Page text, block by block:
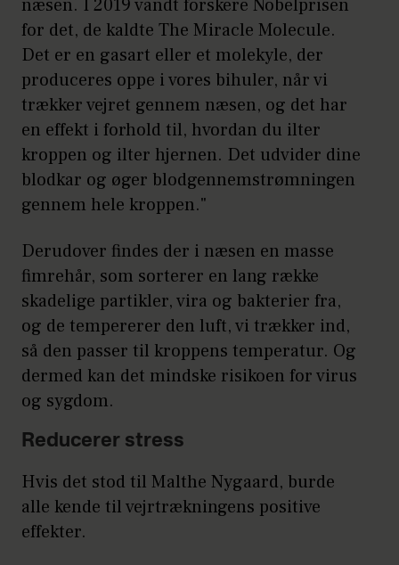
næsen. I 2019 vandt forskere Nobelprisen
for det, de kaldte The Miracle Molecule.
Det er en gasart eller et molekyle, der
produceres oppe i vores bihuler, når vi
trækker vejret gennem næsen, og det har
en effekt i forhold til, hvordan du ilter
kroppen og ilter hjernen. Det udvider dine
blodkar og øger blodgennemstrømningen
gennem hele kroppen."
Derudover findes der i næsen en masse
fimrehår, som sorterer en lang række
skadelige partikler, vira og bakterier fra,
og de tempererer den luft, vi trækker ind,
så den passer til kroppens temperatur. Og
dermed kan det mindske risikoen for virus
og sygdom.
Reducerer stress
Hvis det stod til Malthe Nygaard, burde
alle kende til vejrtrækningens positive
effekter.